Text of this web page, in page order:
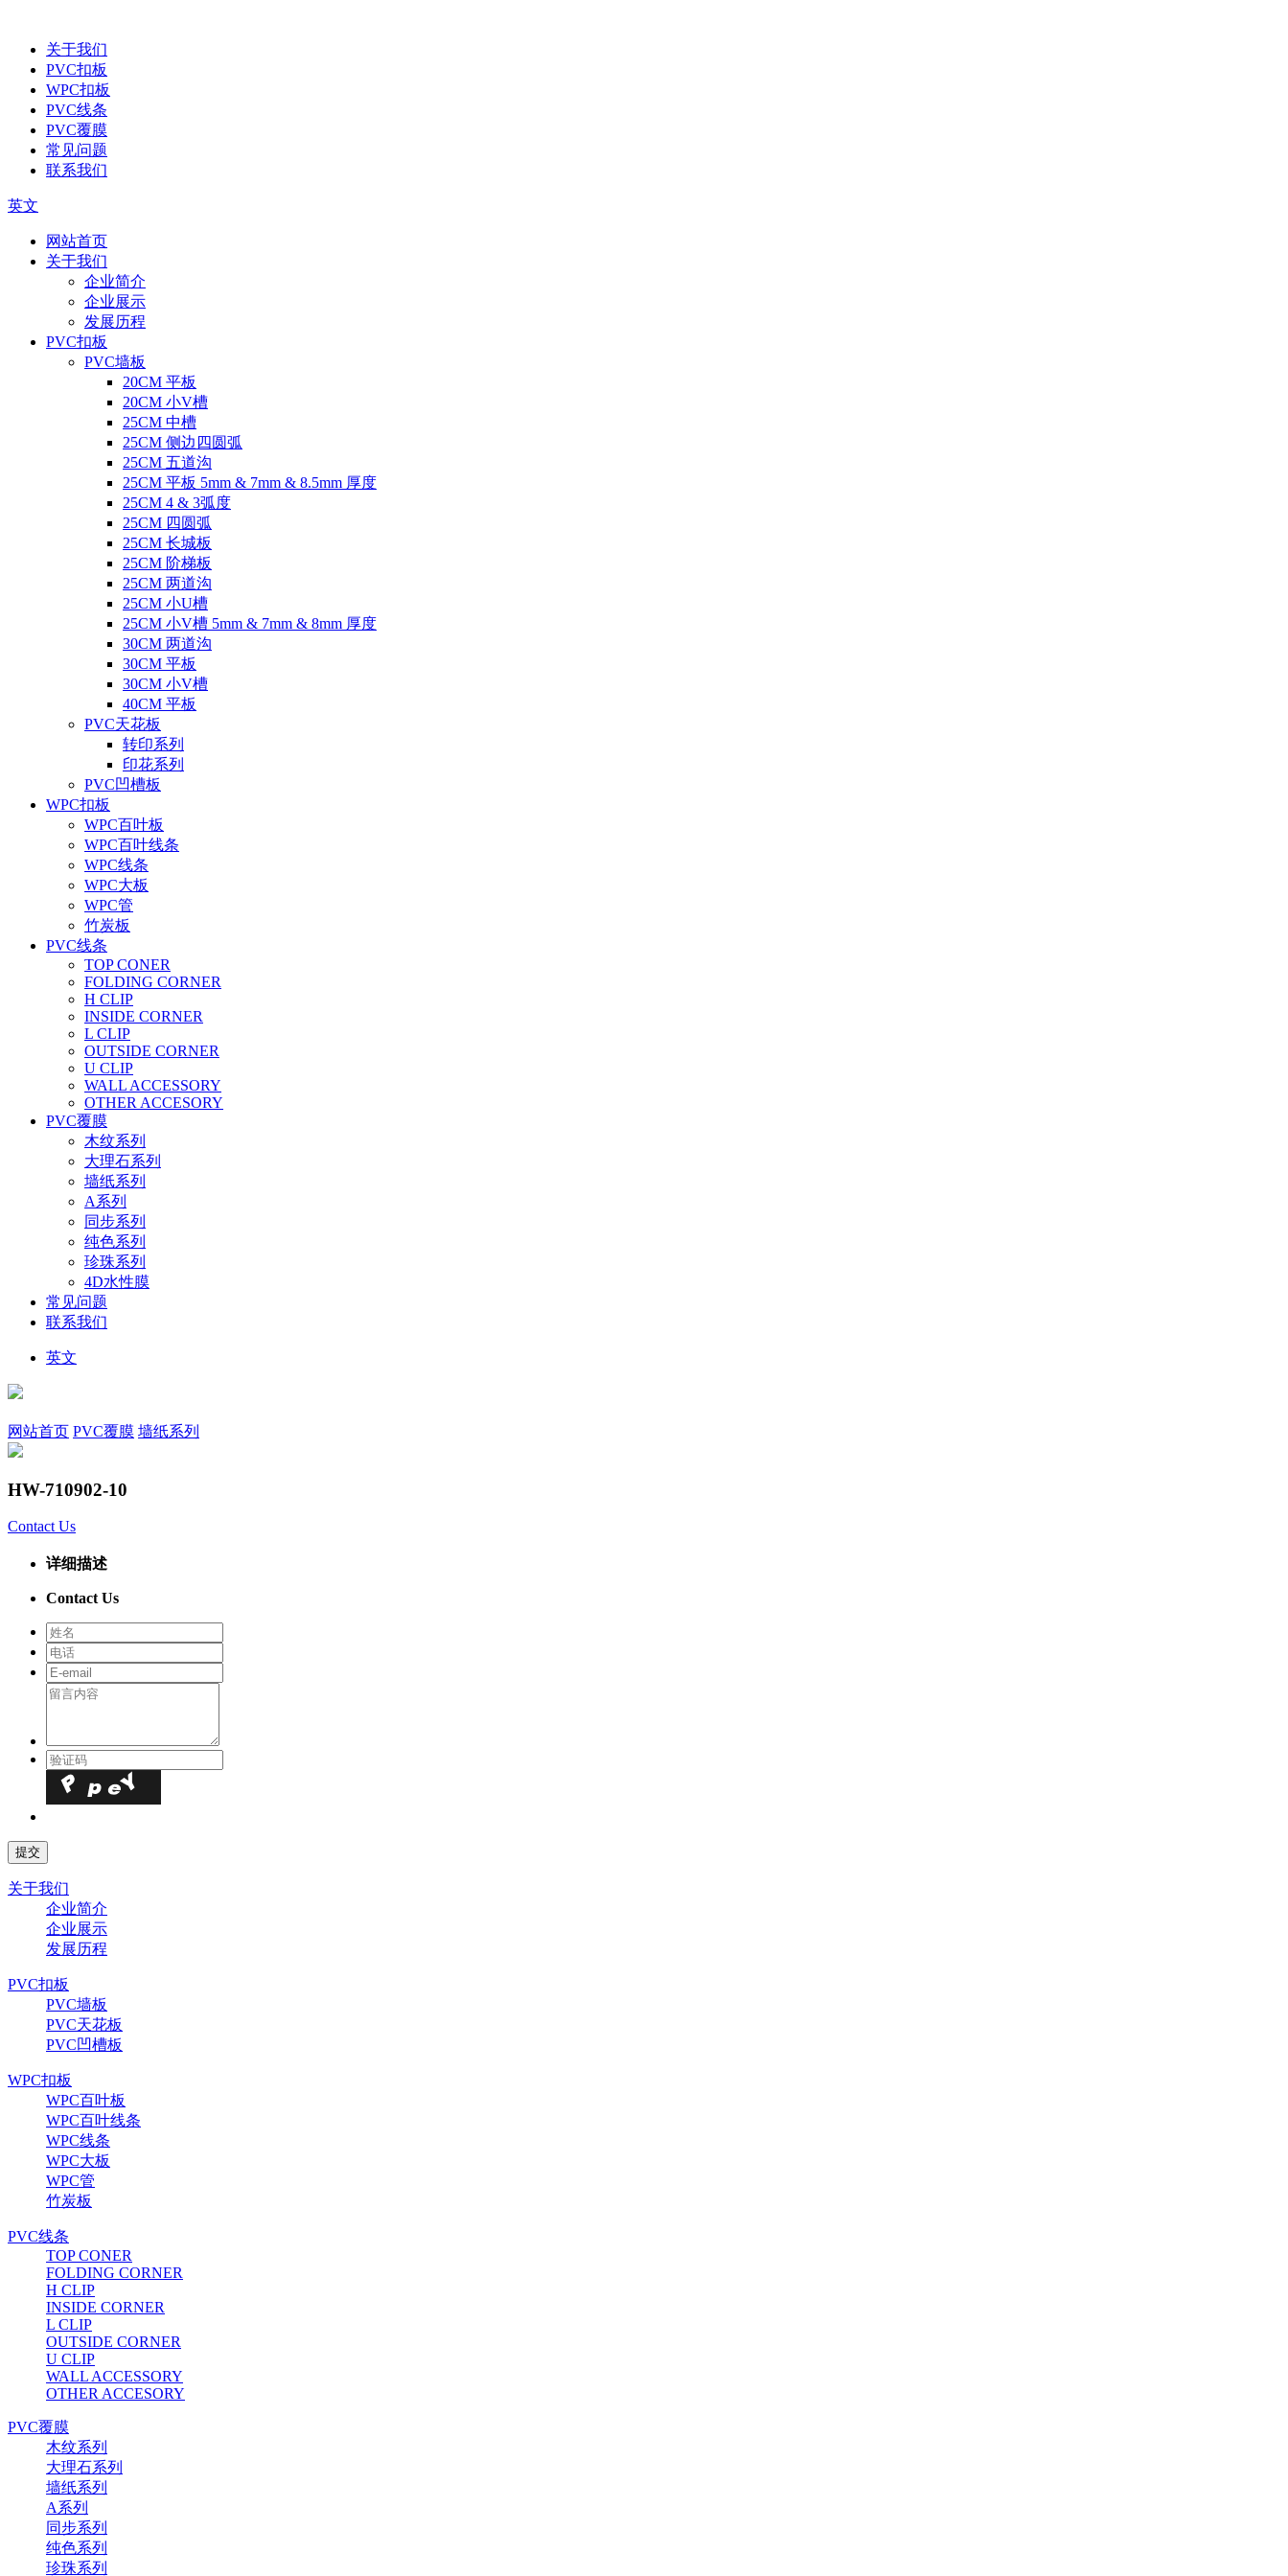
关于我们
PVC扣板
WPC扣板
PVC线条
PVC覆膜
常见问题
联系我们
英文
网站首页
关于我们
企业简介
企业展示
发展历程
PVC扣板
PVC墙板
20CM 平板
20CM 小V槽
25CM 中槽
25CM 侧边四圆弧
25CM 五道沟
25CM 平板 5mm & 7mm & 8.5mm 厚度
25CM 4 & 3弧度
25CM 四圆弧
25CM 长城板
25CM 阶梯板
25CM 两道沟
25CM 小U槽
25CM 小V槽 5mm & 7mm & 8mm 厚度
30CM 两道沟
30CM 平板
30CM 小V槽
40CM 平板
PVC天花板
转印系列
印花系列
PVC凹槽板
WPC扣板
WPC百叶板
WPC百叶线条
WPC线条
WPC大板
WPC管
竹炭板
PVC线条
TOP CONER
FOLDING CORNER
H CLIP
INSIDE CORNER
L CLIP
OUTSIDE CORNER
U CLIP
WALL ACCESSORY
OTHER ACCESORY
PVC覆膜
木纹系列
大理石系列
墙纸系列
A系列
同步系列
纯色系列
珍珠系列
4D水性膜
常见问题
联系我们
英文
网站首页 PVC覆膜 墙纸系列
HW-710902-10
Contact Us
详细描述
Contact Us
关于我们
企业简介
企业展示
发展历程
PVC扣板
PVC墙板
PVC天花板
PVC凹槽板
WPC扣板
WPC百叶板
WPC百叶线条
WPC线条
WPC大板
WPC管
竹炭板
PVC线条
TOP CONER
FOLDING CORNER
H CLIP
INSIDE CORNER
L CLIP
OUTSIDE CORNER
U CLIP
WALL ACCESSORY
OTHER ACCESORY
PVC覆膜
木纹系列
大理石系列
墙纸系列
A系列
同步系列
纯色系列
珍珠系列